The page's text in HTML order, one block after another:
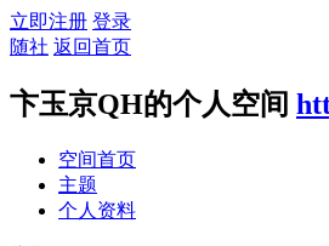
立即注册 登录
随社 返回首页
卞玉京QH的个人空间
空间首页
主题
个人资料